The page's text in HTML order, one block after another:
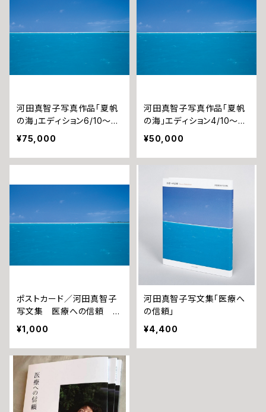
河田真智子写真作品「夏帆
の海」エディション6/10〜7/
10
¥75,000
河田真智子写真作品「夏帆
の海」エディション4/10〜5/
10（完売）
¥50,000
ポストカード／河田真智子
写文集 医療への信頼 Tr
ust in Medical Care」表
紙カバー写真
¥1,000
河田真智子写文集「医療へ
の信頼」
¥4,400